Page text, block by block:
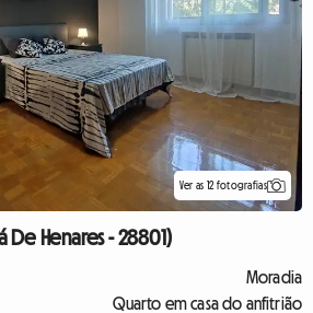
Ver as 12 fotografias
De Henares - 28801)
Moradia
Quarto em casa do anfitrião